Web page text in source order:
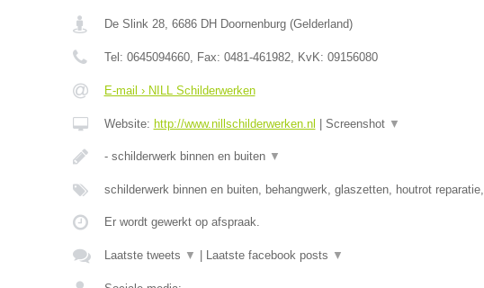
De Slink 28, 6686 DH Doornenburg(Gelderland)
Tel: 0645094660, Fax: 0481-461982, KvK: 09156080
E-mail › NILL Schilderwerken
Website: http://www.nillschilderwerken.nl Screenshot ▼
- schilderwerk binnen en buiten ▼
schilderwerk binnen en buiten, behangwerk, glaszetten, houtrot reparatie,
Er wordt gewerkt op afspraak.
Laatste tweets ▼ Laatste facebook posts ▼